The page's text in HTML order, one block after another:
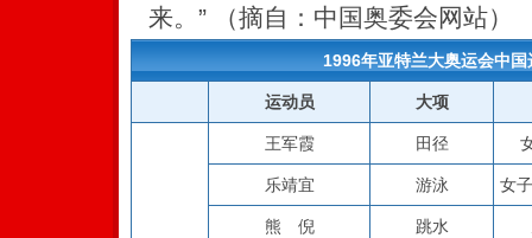
来。” （摘自：中国奥委会网站）
1996年亚特兰大奥运会中国
运动员 大项
王军霞 田径
乐靖宜 游泳 女
熊 倪 跳水